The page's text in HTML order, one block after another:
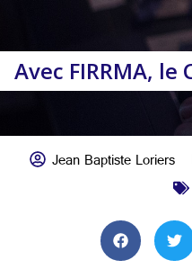
Avec FIRRMA, le
Jean Baptiste Loriers